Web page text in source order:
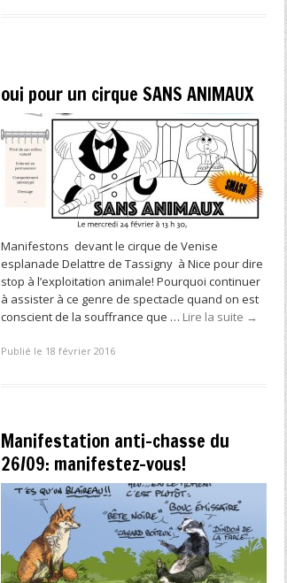
oui pour un cirque SANS ANIMAUX
Manifestons devant le cirque de Venise
esplanade Delattre de Tassigny à Nice pour dire
stop à l’exploitation animale! Pourquoi continuer
à assister à ce genre de spectacle quand on est
conscient de la souffrance que … Lire la suite →
Publié le 18 février 2016
Manifestation anti-chasse du
26/09: manifestez-vous!